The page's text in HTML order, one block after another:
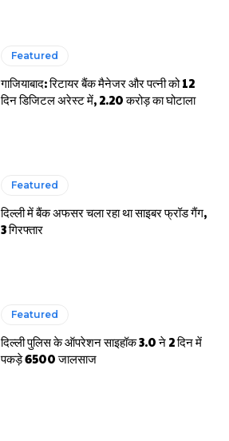
Featured
गाजियाबाद: रिटायर बैंक मैनेजर और पत्नी को 12
दिन डिजिटल अरेस्ट में, 2.20 करोड़ का घोटाला
Featured
दिल्ली में बैंक अफसर चला रहा था साइबर फ्रॉड गैंग,
3 गिरफ्तार
Featured
दिल्ली पुलिस के ऑपरेशन साइहॉक 3.0 ने 2 दिन में
पकड़े 6500 जालसाज